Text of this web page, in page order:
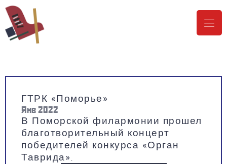
ГТРК «Поморье»
Янв 2022
В Поморской филармонии прошел
благотворительный концерт
победителей конкурса «Орган
Таврида».